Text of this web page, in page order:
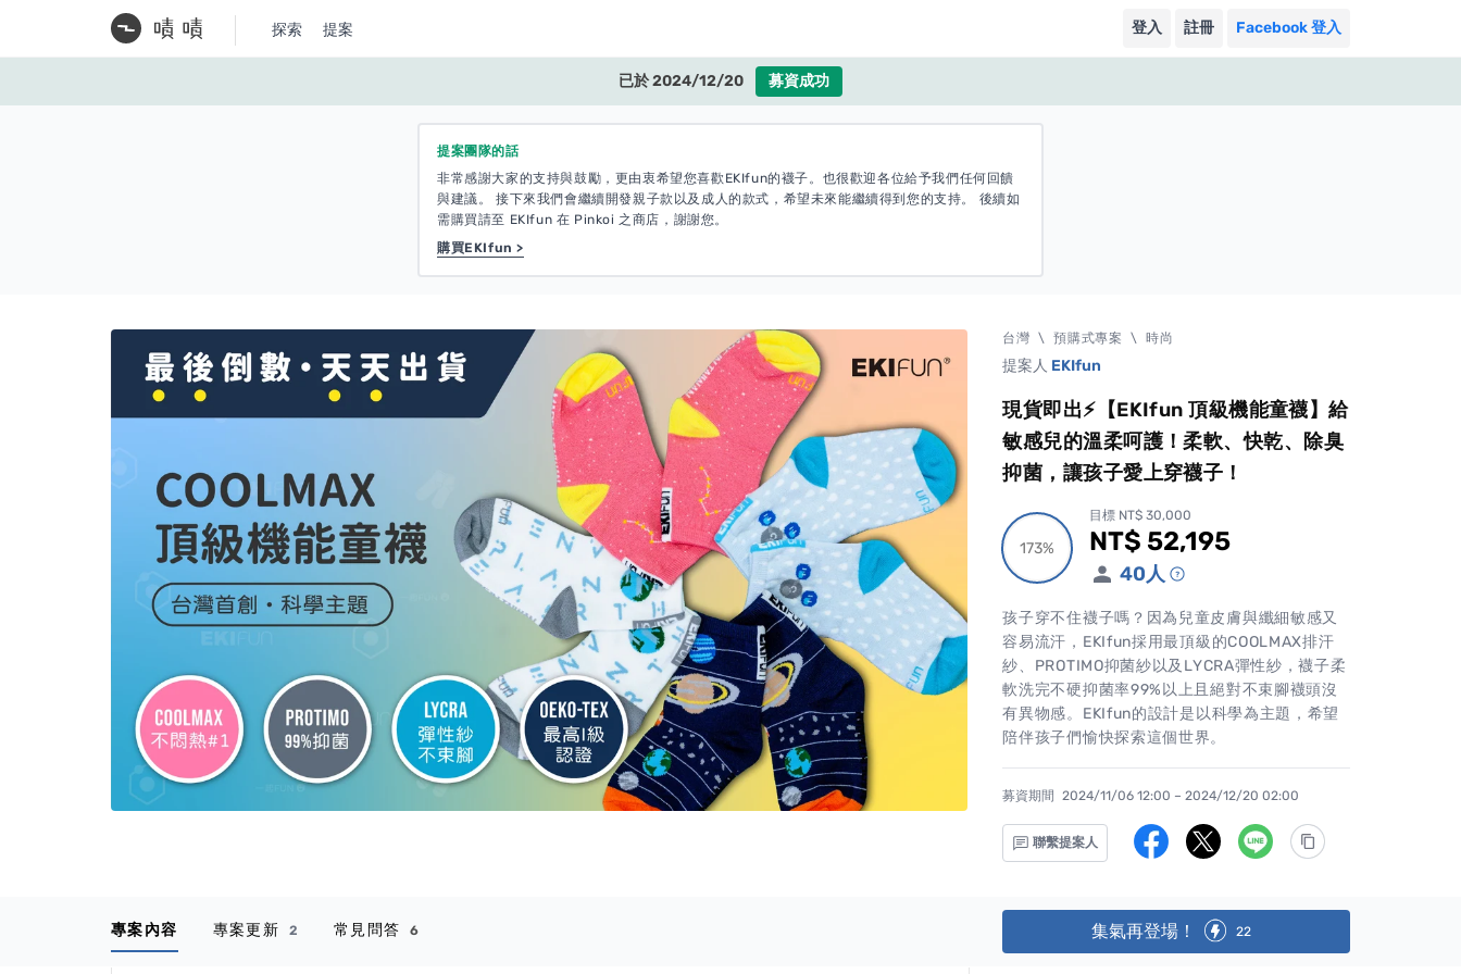
探索 提案 登入 註冊 Facebook 登入
已於 2024/12/20 募資成功
提案團隊的話
非常感謝大家的支持與鼓勵，更由衷希望您喜歡EKIfun的襪子。也很歡迎各位給予我們任何回饋
與建議。 接下來我們會繼續開發親子款以及成人的款式，希望未來能繼續得到您的支持。 後續如
需購買請至 EKIfun 在 Pinkoi 之商店，謝謝您。
購買EKIfun >
台灣 \ 預購式專案 \ 時尚
提案人 EKIfun
現貨即出⚡【EKIfun 頂級機能童襪】給
敏感兒的溫柔呵護！柔軟、快乾、除臭
抑菌，讓孩子愛上穿襪子！
173%
173%
目標 NT$ 30,000
累計集資金額
NT$ 52,195
40人
孩子穿不住襪子嗎？因為兒童皮膚與纖細敏感又
容易流汗，EKIfun採用最頂級的COOLMAX排汗
紗、PROTIMO抑菌紗以及LYCRA彈性紗，襪子柔
軟洗完不硬抑菌率99%以上且絕對不束腳襪頭沒
有異物感。EKIfun的設計是以科學為主題，希望
陪伴孩子們愉快探索這個世界。
募資期間 2024/11/06 12:00 – 2024/12/20 02:00
聯繫提案人
專案內容 專案更新 2 常見問答 6 集氣再登場！ 22